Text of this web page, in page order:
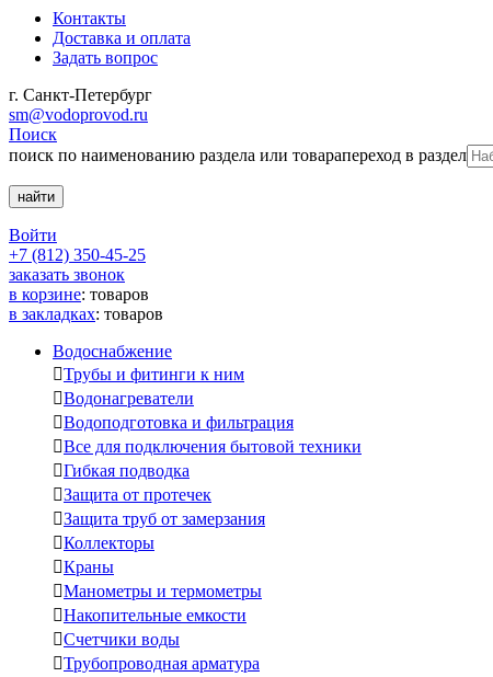
Контакты
Доставка и оплата
Задать вопрос
г. Санкт-Петербург
sm@vodoprovod.ru
Поиск
поиск по наименованию раздела или товарапереход в раздел
Войти
+7 (812) 350-45-25
заказать звонок
в корзине: товаров
в закладках: товаров
Водоснабжение
Трубы и фитинги к ним
Водонагреватели
Водоподготовка и фильтрация
Все для подключения бытовой техники
Гибкая подводка
Защита от протечек
Защита труб от замерзания
Коллекторы
Краны
Манометры и термометры
Накопительные емкости
Счетчики воды
Трубопроводная арматура